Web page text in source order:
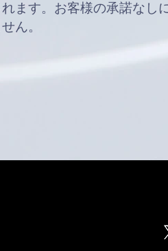
ます。お客様の承諾なし
ん。